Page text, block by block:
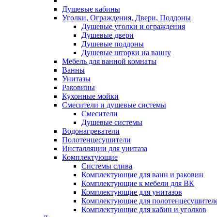
Душевые кабины
Уголки, Ограждения, Двери, Поддоны
Душевые уголки и ограждения
Душевые двери
Душевые поддоны
Душевые шторки на ванну
Мебель для ванной комнаты
Ванны
Унитазы
Раковины
Кухонные мойки
Смесители и душевые системы
Смесители
Душевые системы
Водонагреватели
Полотенцесушители
Инсталляции для унитаза
Комплектующие
Системы слива
Комплектующие для ванн и раковин
Комплектующие к мебели для ВК
Комплектующие для унитазов
Комплектующие для
Комплектующие для кабин и уголков